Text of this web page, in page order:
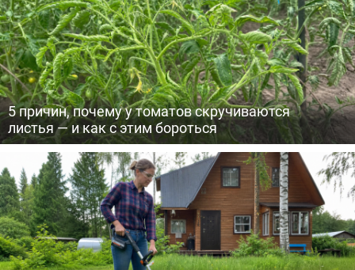
5 причин, почему у томатов скручиваются
листья — и как с этим бороться